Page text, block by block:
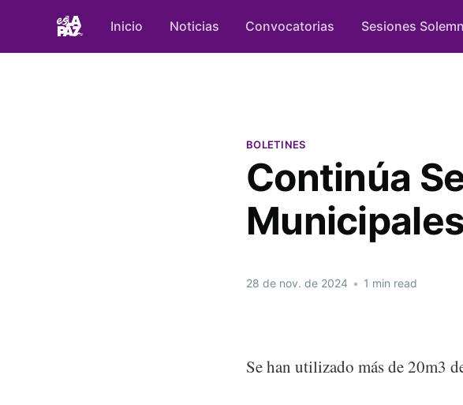
Inicio Noticias Convocatorias Sesiones
BOLETINES
Continúa
28 de nov. de 2024 • 1 min read
Se han utilizado más de 20m3